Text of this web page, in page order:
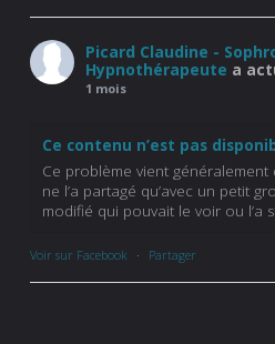
Picard Claudine -
Hypnothérapeute a
1 mois
Ce contenu n’est pas
Ce problème vient
ne l’a partagé qu’avec un petit
modifié qui pouvait le voir ou l’a
Voir sur Facebook · Partager